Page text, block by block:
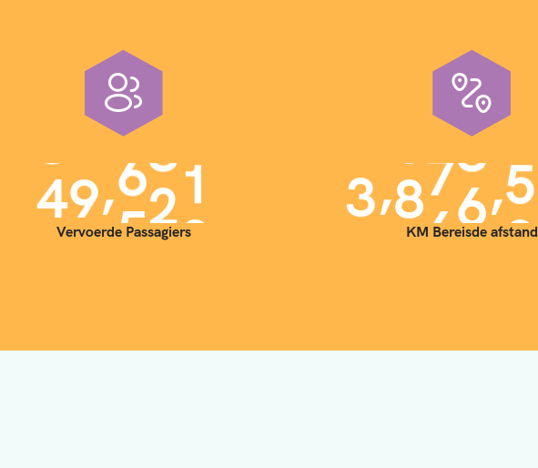
40,000
Vervoerde Passagiers
3,900,0
KM Bereisde afstand